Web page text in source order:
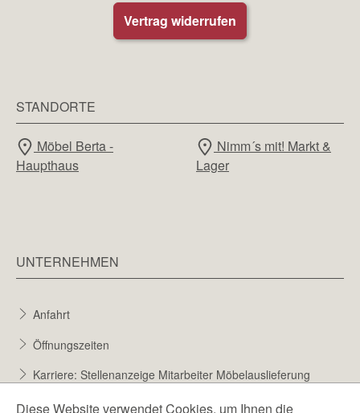
Vertrag widerrufen
STANDORTE
Möbel Berta -
Haupthaus
Nimm´s mit! Markt &
Lager
UNTERNEHMEN
Anfahrt
Öffnungszeiten
Karriere: Stellenanzeige Mitarbeiter Möbelauslieferung
Karriere bei Möbel Berta
Diese Website verwendet Cookies, um Ihnen die